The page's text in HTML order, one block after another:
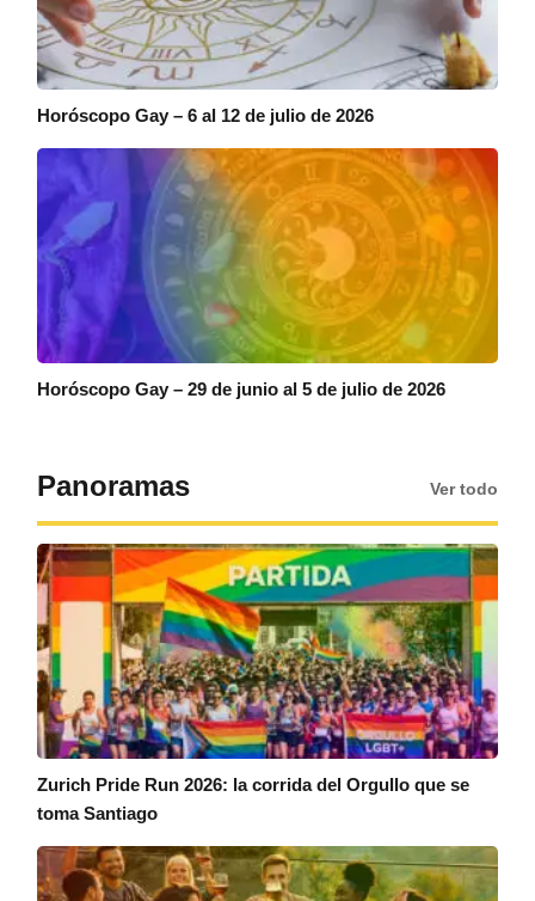
Horóscopo Gay – 6 al 12 de julio de 2026
Horóscopo Gay – 29 de junio al 5 de julio de 2026
Panoramas Ver todo
Zurich Pride Run 2026: la corrida del Orgullo que se
toma Santiago